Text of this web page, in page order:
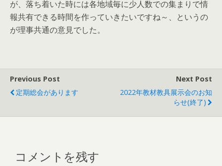
が、落ち着いた時には各地域毎に少人数での集まりで情
報共有できる時間を作っていきたいですね～、というの
が理事共通の意見でした。
Previous Post
定期総会があります
Next Post
2022年教材教具展示会のお知
らせ(終了)
コメントを残す